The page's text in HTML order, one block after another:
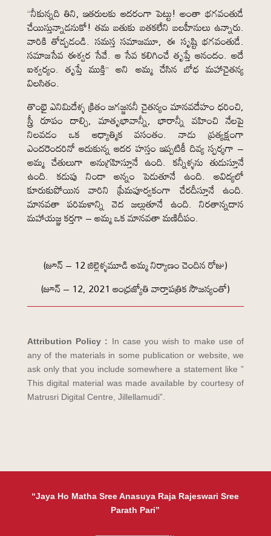
“నీకున్నది తిని, ఇతరులకు ఆదరంగా పెట్టు! అంతా భగవంతుడే
చేయిస్తున్నాడనుకో! తమ బతుకు బతకలేని బలహీనులు ఉన్నారు.
వారికి తోడ్పడండి. సమస్త సమాజమూ, ఈ సృష్టి భగవంతుడే.
సమాజసేవ ఈశ్వర సేవే. ఆ సేవ కలిగించే తృప్తే ఆనందం. అదే
ఐశ్వర్యం. తృప్తే ముక్తి” అని అమ్మ చేసిన బోధ మహాచైతన్య
విలసితం.
తొంభై ఎనిమిదేళ్ళ క్రితం జగజ్జననీ చైతన్యం మానవదేహం ధరించి,
స్త్రీ రూపం దాల్చి, మాతృభావాన్నీ, భారాన్నీ వహించి నేలపై
నిలవడం ఒక ఆధ్యాత్మిక వసంతం. నాడు ప్రత్యక్షంగా
ఎందరెందరినో ఆదుకున్న ఆదర హస్తం ఇప్పటికీ దివ్య స్పర్శగా –
అమ్మ చేతులుగా అనుగ్రహిస్తూనే ఉంది. కన్నీళ్ళను తుడుస్తూనే
ఉంది. కడుపు నిండా అన్నం పెడుతూనే ఉంది. అవిద్యలో
కూరుకుపోయిన వారిని ప్రేమపూర్వకంగా చేరదీస్తూనే ఉంది.
మానవతా పరిమళాన్ని వెద జల్లుతూనే ఉంది. నిరతాన్నదాన
మహాయజ్ఞ కర్తగా – అమ్మ ఒక మానవతా మణిదీపం.
(జూన్ – 12 జిల్లెళ్ళమూడి అమ్మ నిర్యాణం చెందిన రోజు)
(జూన్ – 12, 2021 ఆంధ్రజ్యోతి వార్తాపత్రిక సౌజన్యంతో)
Attribution Policy : In case you wish to make use of
any of the materials in some publication or website, we
ask only that you include somewhere a statement like ”
This digital material was made available by courtesy of
Matrusri Digital Centre, Jillellamudi”.
“Jaya Ho Matha Sree Anasuya Raja Rajeswari Sree
Parath Pari”